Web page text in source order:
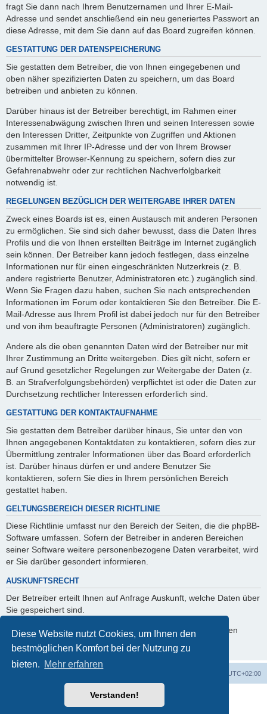
Diese Website nutzt Cookies, um Ihnen den
bestmöglichen Komfort bei der Nutzung zu
bieten. Mehr erfahren
Verstanden!
fragt Sie dann nach Ihrem Benutzernamen und Ihrer E-Mail-
Adresse und sendet anschließend ein neu generiertes Passwort an
diese Adresse, mit dem Sie dann auf das Board zugreifen können.
GESTATTUNG DER DATENSPEICHERUNG
Sie gestatten dem Betreiber, die von Ihnen eingegebenen und
oben näher spezifizierten Daten zu speichern, um das Board
betreiben und anbieten zu können.
Darüber hinaus ist der Betreiber berechtigt, im Rahmen einer
Interessenabwägung zwischen Ihren und seinen Interessen sowie
den Interessen Dritter, Zeitpunkte von Zugriffen und Aktionen
zusammen mit Ihrer IP-Adresse und der von Ihrem Browser
übermittelter Browser-Kennung zu speichern, sofern dies zur
Gefahrenabwehr oder zur rechtlichen Nachverfolgbarkeit
notwendig ist.
REGELUNGEN BEZÜGLICH DER WEITERGABE IHRER DATEN
Zweck eines Boards ist es, einen Austausch mit anderen Personen
zu ermöglichen. Sie sind sich daher bewusst, dass die Daten Ihres
Profils und die von Ihnen erstellten Beiträge im Internet zugänglich
sein können. Der Betreiber kann jedoch festlegen, dass einzelne
Informationen nur für einen eingeschränkten Nutzerkreis (z. B.
andere registrierte Benutzer, Administratoren etc.) zugänglich sind.
Wenn Sie Fragen dazu haben, suchen Sie nach entsprechenden
Informationen im Forum oder kontaktieren Sie den Betreiber. Die E-
Mail-Adresse aus Ihrem Profil ist dabei jedoch nur für den Betreiber
und von ihm beauftragte Personen (Administratoren) zugänglich.
Andere als die oben genannten Daten wird der Betreiber nur mit
Ihrer Zustimmung an Dritte weitergeben. Dies gilt nicht, sofern er
auf Grund gesetzlicher Regelungen zur Weitergabe der Daten (z.
B. an Strafverfolgungsbehörden) verpflichtet ist oder die Daten zur
Durchsetzung rechtlicher Interessen erforderlich sind.
GESTATTUNG DER KONTAKTAUFNAHME
Sie gestatten dem Betreiber darüber hinaus, Sie unter den von
Ihnen angegebenen Kontaktdaten zu kontaktieren, sofern dies zur
Übermittlung zentraler Informationen über das Board erforderlich
ist. Darüber hinaus dürfen er und andere Benutzer Sie
kontaktieren, sofern Sie dies in Ihrem persönlichen Bereich
gestattet haben.
GELTUNGSBEREICH DIESER RICHTLINIE
Diese Richtlinie umfasst nur den Bereich der Seiten, die die phpBB-
Software umfassen. Sofern der Betreiber in anderen Bereichen
seiner Software weitere personenbezogene Daten verarbeitet, wird
er Sie darüber gesondert informieren.
AUSKUNFTSRECHT
Der Betreiber erteilt Ihnen auf Anfrage Auskunft, welche Daten über
Sie gespeichert sind.
Sie können jederzeit die Löschung bzw. Sperrung Ihrer Daten
verlangen. Kontaktieren Sie hierzu bitte den Betreiber.
UTC+02:00
Powered byphpBB® Forum Software © phpBB Limited
phpBB.de